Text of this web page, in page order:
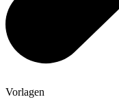
Vorlagen